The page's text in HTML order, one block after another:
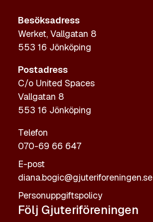
Besöksadress
Werket, Vallgatan 8
553 16 Jönköping
Postadress
C/o United Spaces
Vallgatan 8
553 16 Jönköping
Telefon
070-69 66 647
E-post
diana.bogic@gjuteriforeningen.se
Personuppgiftspolicy
Följ Gjuteriföreningen